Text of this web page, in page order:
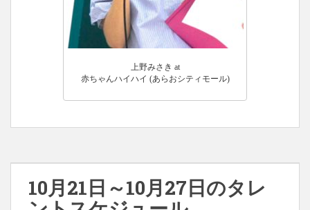
上野みさき at
赤ちゃんハイハイ (あらおシティモール)
10月21日～10月27日のタレ